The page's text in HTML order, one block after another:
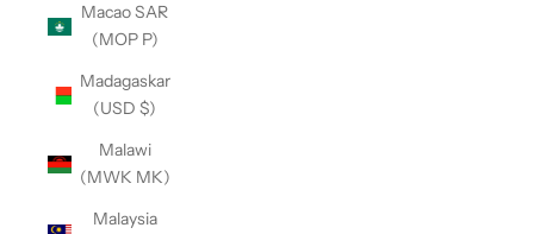
Macao SAR
(MOP P)
Madagaskar
(USD $)
Malawi
(MWK MK)
Malaysia